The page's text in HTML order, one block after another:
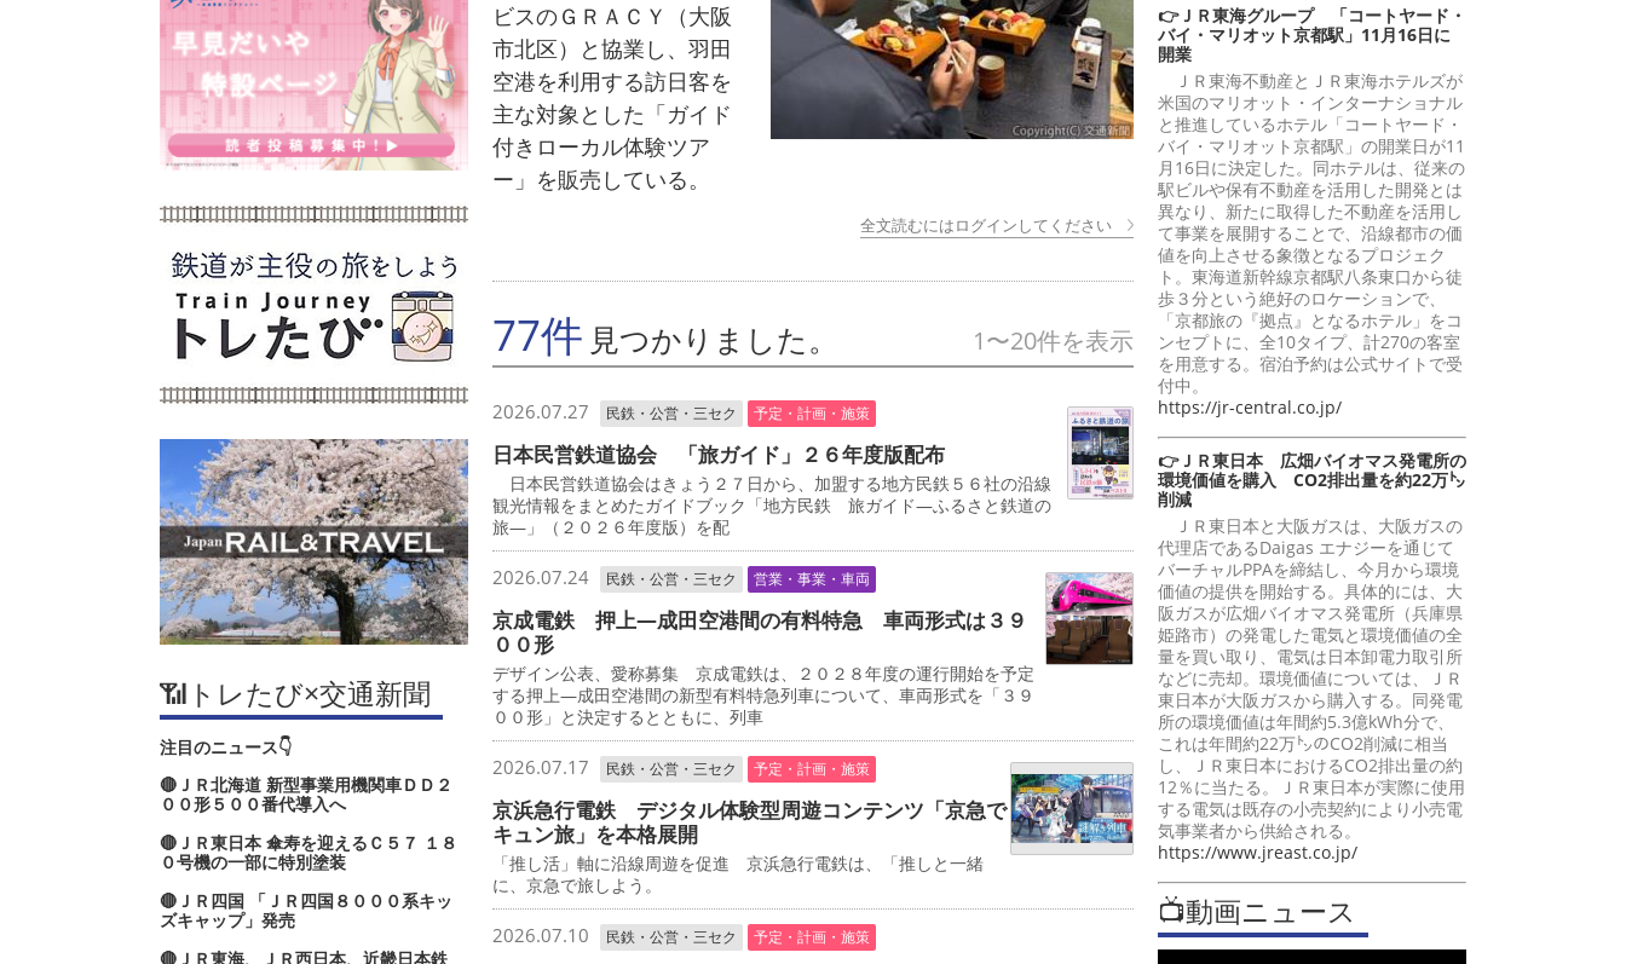
📶トレたび×交通新聞
注目のニュース👇
🔴ＪＲ北海道 新型事業用機関車ＤＤ２
００形５００番代導入へ
🔴ＪＲ東日本 傘寿を迎えるＣ５７ １８
０号機の一部に特別塗装
🔴ＪＲ四国 「ＪＲ四国８０００系キッ
ズキャップ」発売
🔴ＪＲ東海、ＪＲ西日本、近畿日本鉄
ビスのＧＲＡＣＹ（大阪
市北区）と協業し、羽田
空港を利用する訪日客を
主な対象とした「ガイド
付きローカル体験ツア
ー」を販売している。
全文読むにはログインしてください
77件 見つかりました。 1〜20件を表示
2026.07.27 民鉄・公営・三セク 予定・計画・施策
日本民営鉄道協会 「旅ガイド」２６年度版配布
日本民営鉄道協会はきょう２７日から、加盟する地方民鉄５６社の沿線
観光情報をまとめたガイドブック「地方民鉄 旅ガイド―ふるさと鉄道の
旅―」（２０２６年度版）を配
2026.07.24 民鉄・公営・三セク 営業・事業・車両
京成電鉄 押上―成田空港間の有料特急 車両形式は３９
００形
デザイン公表、愛称募集 京成電鉄は、２０２８年度の運行開始を予定
する押上―成田空港間の新型有料特急列車について、車両形式を「３９
００形」と決定するとともに、列車
2026.07.17 民鉄・公営・三セク 予定・計画・施策
京浜急行電鉄 デジタル体験型周遊コンテンツ「京急で
キュン旅」を本格展開
「推し活」軸に沿線周遊を促進 京浜急行電鉄は、「推しと一緒
に、京急で旅しよう。
2026.07.10 民鉄・公営・三セク 予定・計画・施策
👉ＪＲ東海グループ 「コートヤード・
バイ・マリオット京都駅」11月16日に
開業
ＪＲ東海不動産とＪＲ東海ホテルズが
米国のマリオット・インターナショナル
と推進しているホテル「コートヤード・
バイ・マリオット京都駅」の開業日が11
月16日に決定した。同ホテルは、従来の
駅ビルや保有不動産を活用した開発とは
異なり、新たに取得した不動産を活用し
て事業を展開することで、沿線都市の価
値を向上させる象徴となるプロジェク
ト。東海道新幹線京都駅八条東口から徒
歩３分という絶好のロケーションで、
「京都旅の『拠点』となるホテル」をコ
ンセプトに、全10タイプ、計270の客室
を用意する。宿泊予約は公式サイトで受
付中。
https://jr-central.co.jp/
👉ＪＲ東日本 広畑バイオマス発電所の
環境価値を購入 CO2排出量を約22万㌧
削減
ＪＲ東日本と大阪ガスは、大阪ガスの
代理店であるDaigas エナジーを通じて
バーチャルPPAを締結し、今月から環境
価値の提供を開始する。具体的には、大
阪ガスが広畑バイオマス発電所（兵庫県
姫路市）の発電した電気と環境価値の全
量を買い取り、電気は日本卸電力取引所
などに売却。環境価値については、ＪＲ
東日本が大阪ガスから購入する。同発電
所の環境価値は年間約5.3億kWh分で、
これは年間約22万㌧のCO2削減に相当
し、ＪＲ東日本におけるCO2排出量の約
12％に当たる。ＪＲ東日本が実際に使用
する電気は既存の小売契約により小売電
気事業者から供給される。
https://www.jreast.co.jp/
📺動画ニュース